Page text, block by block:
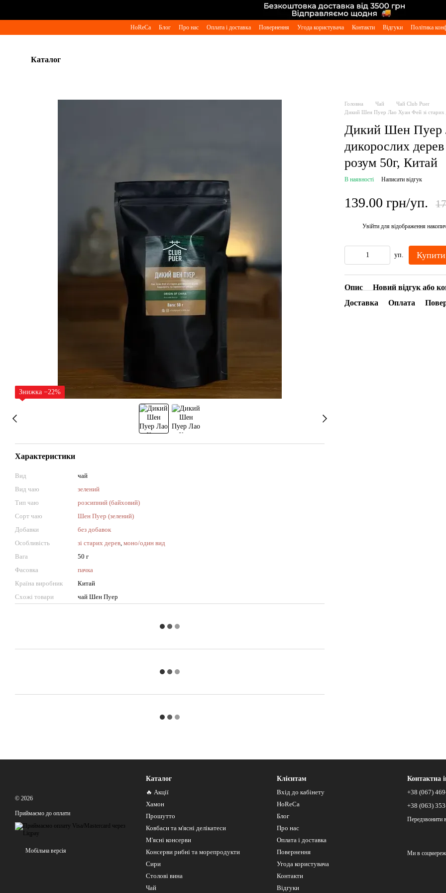
HoReCa Блог Про нас Оплата і доставка Повернення Угода користувача Контакти Відгуки Політика
Каталог
Знижка −22%
Характеристики
Вид
чай
Вид чаю
зелений
Тип чаю
розсипний (байховий)
Сорт чаю
Шен Пуер (зелений)
Добавки
без добавок
Особливість
зі старих дерев, моно/один вид
Вага
50 г
Фасовка
пачка
Країна виробник
Китай
Схожі товари
чай Шен Пуер
Головна Чай
Чай Club Puer
Дикий Шен Пуер Лао Хуан Фей зі старих
Дикий Шен Пуер
дикорослих
розум 50г, Китай
В наявності Написати відгук
139.00 грн/уп.
Увійти для відображення
уп. Купити
Опис
Новий відгук або
Доставка
Оплата
© 2026
Приймаємо до оплати
Мобільна версія
Каталог
🔥 Акції
Хамон
Прошутто
Ковбаси та м'ясні делікатеси
М'ясні консерви
Консерви рибні та морепродукти
Сири
Столові вина
Чай
Клієнтам
Вхід до кабінету
HoReCa
Блог
Про нас
Оплата і доставка
Повернення
Угода користувача
Контакти
Відгуки
Контактна
+38 (067)
+38 (063)
Передзвонити
Ми в